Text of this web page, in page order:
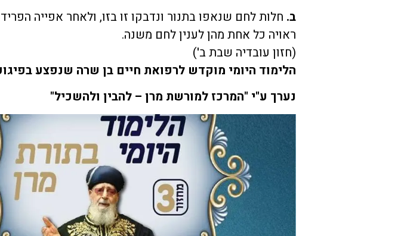
ב. חלות לחם שנאפו בתנור ונדבקו זו בזו, ולאחר אפייה
ראויה כל אחת מהן לענין לחם משנה.
(חזון עובדיה שבת ב')
הלימוד היומי מוקדש לרפואת חיים בן שרה שנפצע
נערך ע"י "המרכז למורשת מרן – להבין ולהשכיל"